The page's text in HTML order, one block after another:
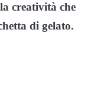
creatività che
di gelato.